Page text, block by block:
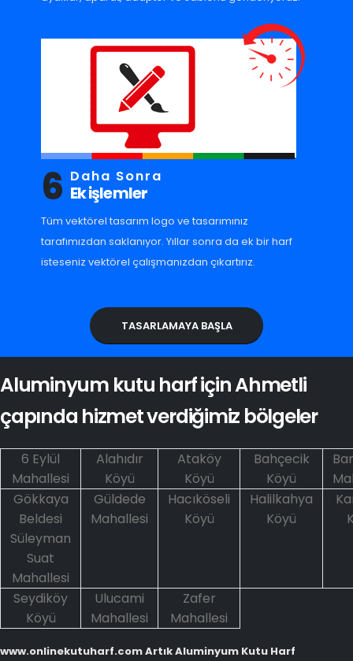
6 Daha Sonra
Ek işlemler
Tüm vektörel tasarım logo ve tasarımınız
tarafımızdan saklanıyor. Yıllar sonra da ek bir harf
isteseniz vektörel çalışmanızdan çıkartırız.
TASARLAMAYA BAŞLA
Aluminyum kutu harf için Ahmetli
çapında hizmet verdiğimiz bölgeler
6 Eylül
Mahallesi
Alahıdır
Köyü
Ataköy
Köyü
Bahçecik
Köyü
Gökkaya
Beldesi
Süleyman
Suat
Mahallesi
Güldede
Mahallesi
Hacıköseli
Köyü
Halilkahya
Köyü
Seydiköy
Köyü
Ulucami
Mahallesi
Zafer
Mahallesi
www.onlinekutuharf.com Artık Aluminyum Kutu Harf